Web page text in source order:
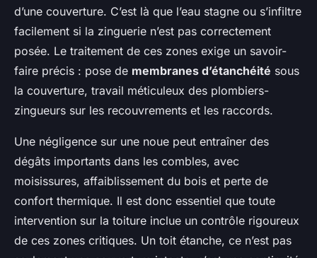
d’une couverture. C’est là que l’eau stagne ou s’infiltre
facilement si la zinguerie n’est pas correctement
posée. Le traitement de ces zones exige un savoir-
faire précis : pose de membranes d’étanchéité sous
la couverture, travail méticuleux des plombiers-
zingueurs sur les recouvrements et les raccords.
Une négligence sur une noue peut entraîner des
dégâts importants dans les combles, avec
moisissures, affaiblissement du bois et perte de
confort thermique. Il est donc essentiel que toute
intervention sur la toiture inclue un contrôle rigoureux
de ces zones critiques. Un toit étanche, ce n’est pas